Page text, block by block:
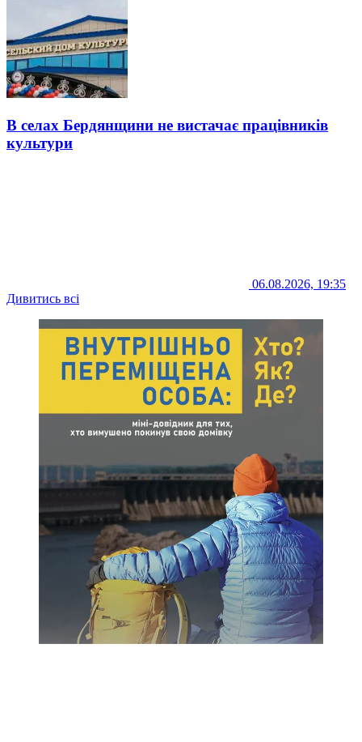
В селах Бердянщини не вистачає працівників
культури
06.08.2026, 19:35
Дивитись всі